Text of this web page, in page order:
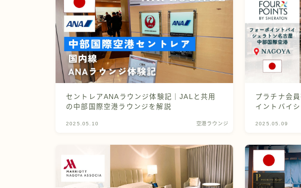
セントレアANAラウンジ体験記｜JALと共用
の中部国際空港ラウンジを解説
2025.05.10 空港ラウンジ
プラチナ会
イントバイ
2025.05.09